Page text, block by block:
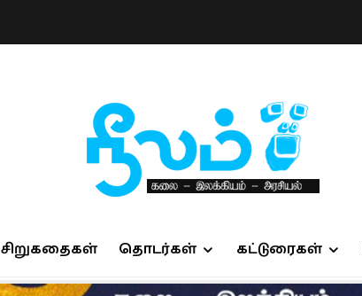
சிறுகதைகள் தொடர்கள் கட்டுரைகள்